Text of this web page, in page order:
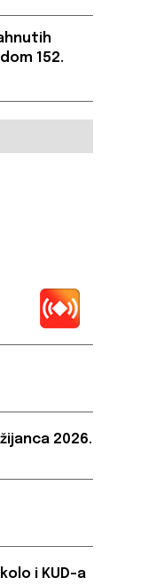
152.
2026.
i KUD-a